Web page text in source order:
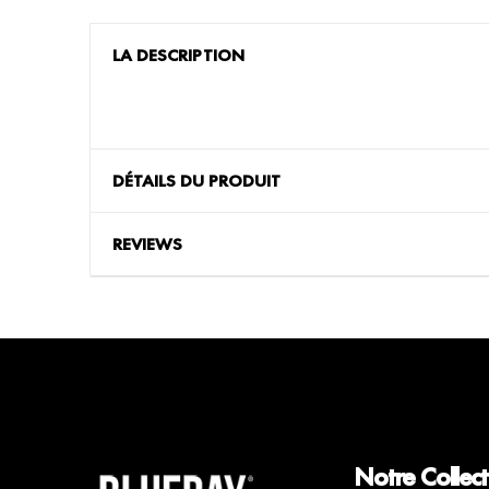
LA DESCRIPTION
DÉTAILS DU PRODUIT
REVIEWS
Notre